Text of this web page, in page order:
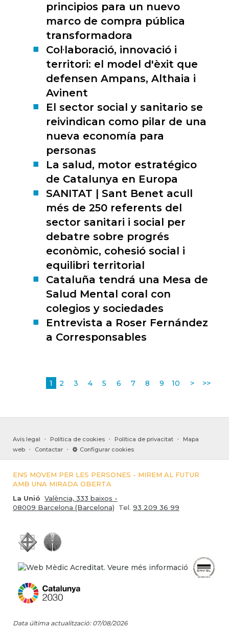
principios para un nuevo
marco de compra pública
transformadora
Col·laboració, innovació i
territori: el model d'èxit que
defensen Ampans, Althaia i
Avinent
El sector social y sanitario se
reivindican como pilar de una
nueva economía para
personas
La salud, motor estratégico
de Catalunya en Europa
SANITAT | Sant Benet acull
més de 250 referents del
sector sanitari i social per
debatre sobre progrés
econòmic, cohesió social i
equilibri territorial
Cataluña tendrá una Mesa de
Salud Mental coral con
colegios y sociedades
Entrevista a Roser Fernández
a Corresponsables
1 2 3 4 5 6 7 8 9 10 > >>
Avís legal · Política de cookies · Política de privacitat ·
Mapa
web
· Contactar · Configurar cookies
ENS MOVEM PER LES PERSONES - MIREM AL FUTUR
AMB UNA MIRADA OBERTA
La Unió València, 333 baixos -
08009 Barcelona (Barcelona) Tel. 93 209 36 99
Data última actualització: 07/08/2026